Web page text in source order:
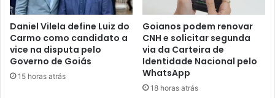
Daniel Vilela define Luiz do
Carmo como candidato a
vice na disputa pelo
Governo de Goiás
15 horas atrás
Goianos podem renovar
CNH e solicitar segunda
via da Carteira de
Identidade Nacional pelo
WhatsApp
18 horas atrás